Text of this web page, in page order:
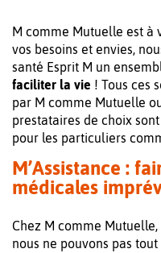
M comme Mutuelle est à
vos besoins et envies,
santé Esprit M un
faciliter la vie ! Tous ces
par M comme Mutuelle
prestataires de choix sont
pour les particuliers
M’Assistance :
médicales
Chez M comme
nous ne pouvons pas